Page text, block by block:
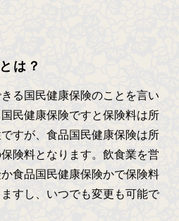
は？
る国民健康保険のことを言い
民健康保険ですと保険料は所
すが、食品国民健康保険は所
険料となります。飲食業を営
食品国民健康保険かで保険料
すし、いつでも変更も可能で